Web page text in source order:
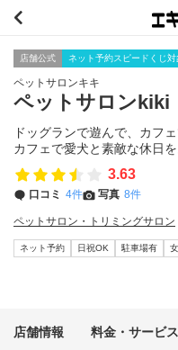
店舗公式 ネット予約スピードくじ対
ペットサロンキキ
ペットサロンkiki
ドッグランで遊んで、カフ
カフェで愛犬と素敵な休日
3.63
口コミ 4件 写真 8件
ペットサロン・トリミングサロン
ネット予約 日祝OK 駐車場有
店舗情報 料金・サービス